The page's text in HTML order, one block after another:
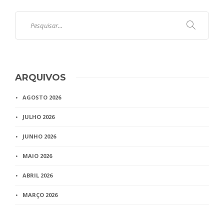
ARQUIVOS
AGOSTO 2026
JULHO 2026
JUNHO 2026
MAIO 2026
ABRIL 2026
MARÇO 2026